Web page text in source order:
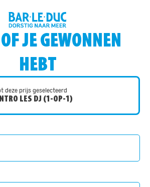
JE GEWONNEN
HEBT
deze prijs geselecteerd
LES DJ (1-OP-1)